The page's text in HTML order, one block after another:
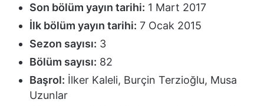
Son bölüm yayın tarihi: 1 Mart 2017
İlk bölüm yayın tarihi: 7 Ocak 2015
Sezon sayısı: 3
Bölüm sayısı: 82
Başrol: İlker Kaleli, Burçin Terzioğlu, Musa
Uzunlar